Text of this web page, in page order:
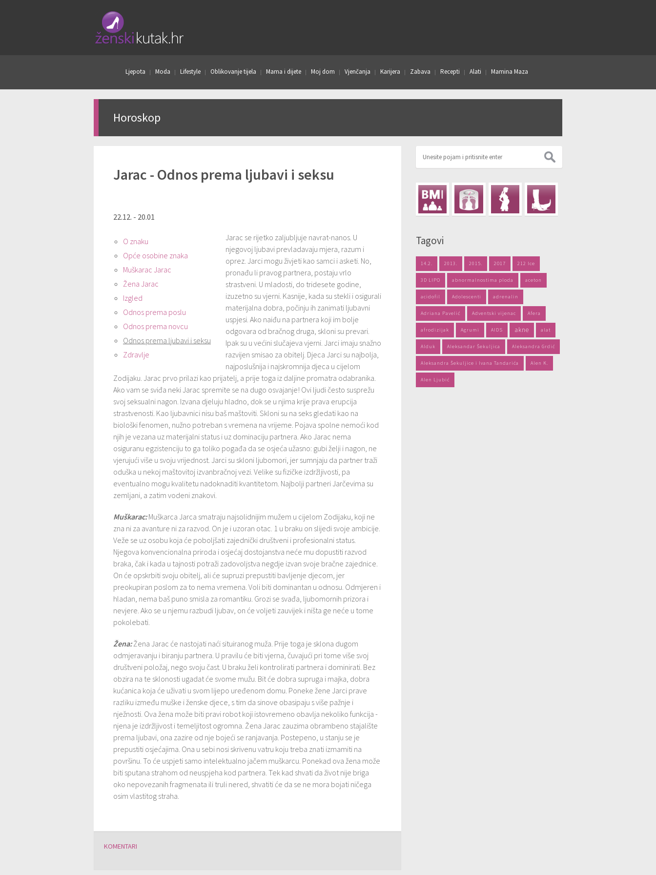
Ljepota Moda Lifestyle Oblikovanje tijela Mama i dijete Moj dom Vjenčanja Karijera Zabava Recepti Alati Mamina Maza
Horoskop
Jarac - Odnos prema ljubavi i seksu
22.12. - 20.01
O znaku
Opće osobine znaka
Muškarac Jarac
Žena Jarac
Izgled
Odnos prema poslu
Odnos prema novcu
Odnos prema ljubavi i seksu
Zdravlje
Jarac se rijetko zaljubljuje navrat-nanos. U
njegovoj ljubavi prevladavaju mjera, razum i
oprez. Jarci mogu živjeti kao samci i asketi. No,
pronađu li pravog partnera, postaju vrlo
strastveni. U mladosti, do tridesete godine,
izuzetno su vjerni. Kasnije, kada su stekli i osigurali
materijalna dobra, počinju ih zanimati ljubavni
uspjesi. Ako naiđu na partnera koji im bolje
odgovara od bračnog druga, skloni su prevari.
Ipak su u većini slučajeva vjerni. Jarci imaju snažno
razvijen smisao za obitelj. Djeca Jarci su najbolja,
najposlušnija i najskromnija djeca u cijelom
Zodijaku. Jarac prvo prilazi kao prijatelj, a prije toga iz daljine promatra odabranika.
Ako vam se sviđa neki Jarac spremite se na dugo osvajanje! Ovi ljudi često susprežu
svoj seksualni nagon. Izvana djeluju hladno, dok se u njima krije prava erupcija
strastvenosti. Kao ljubavnici nisu baš maštoviti. Skloni su na seks gledati kao na
biološki fenomen, nužno potreban s vremena na vrijeme. Pojava spolne nemoći kod
njih je vezana uz materijalni status i uz dominaciju partnera. Ako Jarac nema
osiguranu egzistenciju to ga toliko pogađa da se osjeća užasno: gubi želji i nagon, ne
vjerujući više u svoju vrijednost. Jarci su skloni ljubomori, jer sumnjaju da partner traži
oduška u nekoj maštovitoj izvanbračnoj vezi. Velike su fizičke izdržljivosti, pa
eventualno mogu kvalitetu nadoknaditi kvantitetom. Najbolji partneri Jarčevima su
zemljani, a zatim vodeni znakovi.
Muškarac:Muškarca Jarca smatraju najsolidnijim mužem u cijelom Zodijaku, koji ne
zna ni za avanture ni za razvod. On je i uzoran otac. 1 u braku on slijedi svoje ambicije.
Veže se uz osobu koja će poboljšati zajednički društveni i profesionalni status.
Njegova konvencionalna priroda i osjećaj dostojanstva neće mu dopustiti razvod
braka, čak i kada u tajnosti potraži zadovoljstva negdje izvan svoje bračne zajednice.
On će opskrbiti svoju obitelj, ali će supruzi prepustiti bavljenje djecom, jer
preokupiran poslom za to nema vremena. Voli biti dominantan u odnosu. Odmjeren i
hladan, nema baš puno smisla za romantiku. Grozi se svađa, ljubomornih prizora i
nevjere. Ako se u njemu razbudi ljubav, on će voljeti zauvijek i ništa ge neće u tome
pokolebati.
Žena:Žena Jarac će nastojati naći situiranog muža. Prije toga je sklona dugom
odmjeravanju i biranju partnera. U pravilu će biti vjerna, čuvajući pri tome više svoj
društveni položaj, nego svoju čast. U braku želi kontrolirati partnera i dominirati. Bez
obzira na te sklonosti ugadat će svome mužu. Bit će dobra supruga i majka, dobra
kućanica koja će uživati u svom lijepo uređenom domu. Poneke žene Jarci prave
razliku između muške i ženske djece, s tim da sinove obasipaju s više pažnje i
nježnosti. Ova žena može biti pravi robot koji istovremeno obavlja nekoliko funkcija -
njena je izdržljivost i temeljitost ogromna. Žena Jarac zauzima obrambeno stajalište
prema ljubavi, ona zazire od nje bojeći se ranjavanja. Postepeno, u stanju se je
prepustiti osjećajima. Ona u sebi nosi skrivenu vatru koju treba znati izmamiti na
površinu. To će uspjeti samo intelektualno jačem muškarcu. Ponekad ova žena može
biti sputana strahom od neuspjeha kod partnera. Tek kad shvati da život nije briga
oko nepovezanih fragmenata ili truli nered, shvatiti će da se ne mora bojati ničega
osim vlastitog straha.
KOMENTARI
Tagovi
14.2. 2013. 2015. 2017 212 Ice
3D LIPO abnormalnostima ploda aceton
acidofil Adolescenti adrenalin
Adriana Pavelić Adventski vijenac Afera
afrodizijak Agrumi AIDS akne alat
Alduk Aleksandar Šekuljica Aleksandra Grdić
Aleksandra Šekuljice i Ivana Tandarića Alen K.
Alen Ljubić